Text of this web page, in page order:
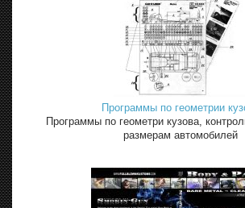
Программы по геометрии
Программы по геометри кузова,
размерам автомобилей